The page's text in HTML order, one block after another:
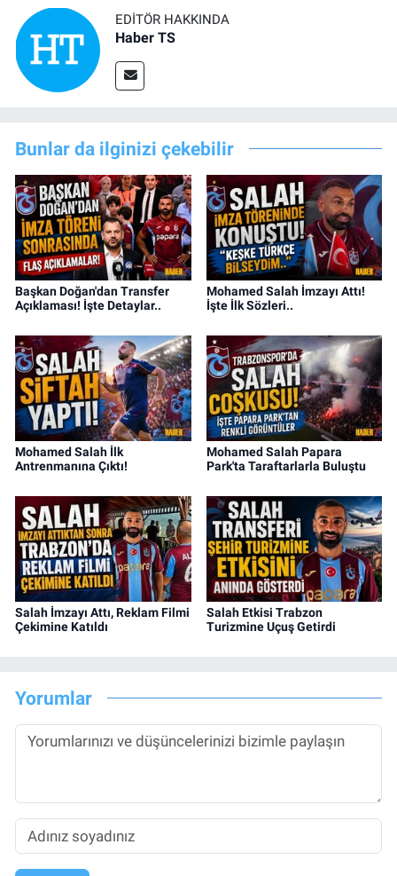
EDITÖR HAKKINDA
Haber TS
Bunlar da ilginizi çekebilir
Başkan Doğan'dan Transfer
Açıklaması! İşte Detaylar..
Mohamed Salah İmzayı Attı!
İşte İlk Sözleri..
Mohamed Salah İlk
Antrenmanına Çıktı!
Mohamed Salah Papara
Park'ta Taraftarlarla Buluştu
Salah İmzayı Attı, Reklam Filmi
Çekimine Katıldı
Salah Etkisi Trabzon
Turizmine Uçuş Getirdi
Yorumlar